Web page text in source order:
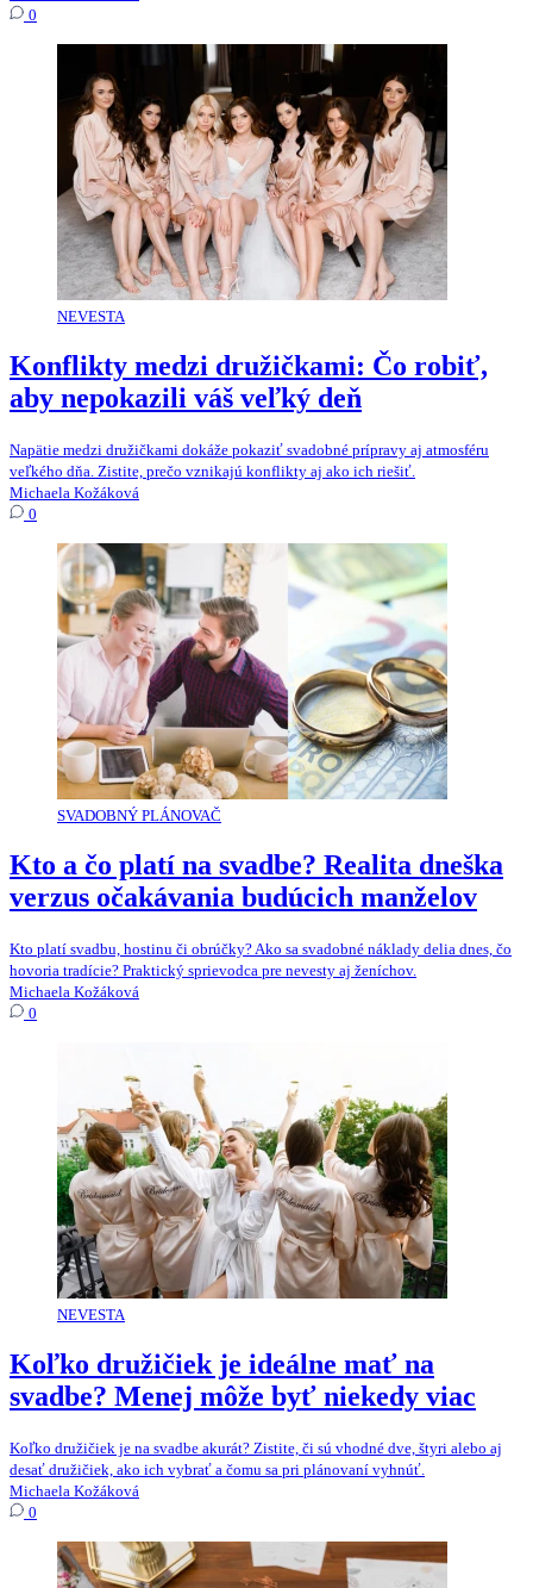
0
NEVESTA
Konflikty medzi družičkami: Čo robiť,
aby nepokazili váš veľký deň
Napätie medzi družičkami dokáže pokaziť svadobné prípravy aj atmosféru
veľkého dňa. Zistite, prečo vznikajú konflikty aj ako ich riešiť.
Michaela Kožáková
0
SVADOBNÝ PLÁNOVAČ
Kto a čo platí na svadbe? Realita dneška
verzus očakávania budúcich manželov
Kto platí svadbu, hostinu či obrúčky? Ako sa svadobné náklady delia dnes, čo
hovoria tradície? Praktický sprievodca pre nevesty aj ženíchov.
Michaela Kožáková
0
NEVESTA
Koľko družičiek je ideálne mať na
svadbe? Menej môže byť niekedy viac
Koľko družičiek je na svadbe akurát? Zistite, či sú vhodné dve, štyri alebo aj
desať družičiek, ako ich vybrať a čomu sa pri plánovaní vyhnúť.
Michaela Kožáková
0